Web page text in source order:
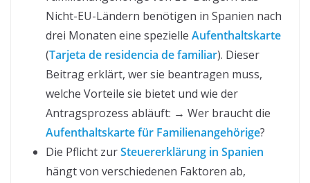
Nicht-EU-Ländern benötigen in Spanien nach
drei Monaten eine spezielle Aufenthaltskarte
(Tarjeta de residencia de familiar). Dieser
Beitrag erklärt, wer sie beantragen muss,
welche Vorteile sie bietet und wie der
Antragsprozess abläuft: → Wer braucht die
Aufenthaltskarte für Familienangehörige?
Die Pflicht zurSteuererklärung in Spanien
hängt von verschiedenen Faktoren ab,